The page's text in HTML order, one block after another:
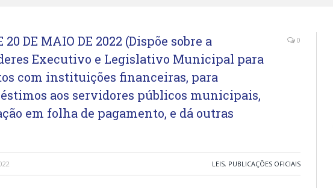
20 DE MAIO DE 2022 (Dispõe sobre a
Executivo e Legislativo Municipal para
com instituições financeiras, para
aos servidores públicos municipais,
em folha de pagamento, e dá outras
0
LEIS, PUBLICAÇÕES OFICIAIS